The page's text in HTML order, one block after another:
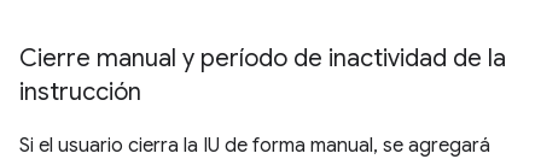
Cierre manual y período de inactividad de la
instrucción
Si el usuario cierra la IU de forma manual, se agregará